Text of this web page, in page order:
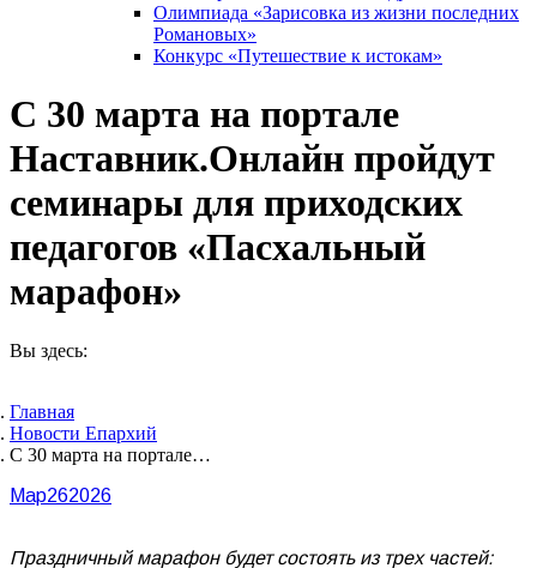
Олимпиада «Зарисовка из жизни последних
Романовых»
Конкурс «Путешествие к истокам»
С 30 марта на портале
Наставник.Онлайн пройдут
семинары для приходских
педагогов «Пасхальный
марафон»
Вы здесь:
Главная
Новости Епархий
С 30 марта на портале…
Мар262026
Праздничный марафон будет состоять из трех частей: